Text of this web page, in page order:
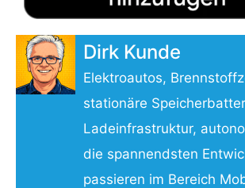
Dirk Kunde
Elektroautos,
stationäre
Ladeinfrastruktur,
die spannendsten
passieren im Bereich